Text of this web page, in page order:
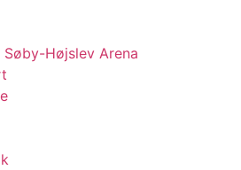
Højslev Arena